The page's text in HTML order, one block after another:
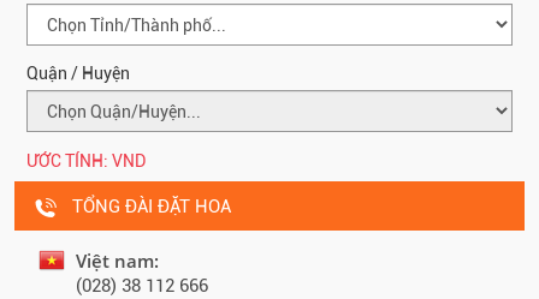
Quận / Huyện
ƯỚC TÍNH: VND
TỔNG ĐÀI ĐẶT HOA
Việt nam:
(028) 38 112 666